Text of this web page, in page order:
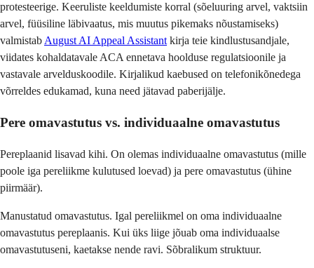
protesteerige. Keeruliste keeldumiste korral (sõeluuring arvel, vaktsiin
arvel, füüsiline läbivaatus, mis muutus pikemaks nõustamiseks)
valmistab August AI Appeal Assistant kirja teie kindlustusandjale,
viidates kohaldatavale ACA ennetava hoolduse regulatsioonile ja
vastavale arvelduskoodile. Kirjalikud kaebused on telefonikõnedega
võrreldes edukamad, kuna need jätavad paberijälje.
Pere omavastutus vs. individuaalne omavastutus
Pereplaanid lisavad kihi. On olemas individuaalne omavastutus (mille
poole iga pereliikme kulutused loevad) ja pere omavastutus (ühine
piirmäär).
Manustatud omavastutus. Igal pereliikmel on oma individuaalne
omavastutus pereplaanis. Kui üks liige jõuab oma individuaalse
omavastutuseni, kaetakse nende ravi. Sõbralikum struktuur.